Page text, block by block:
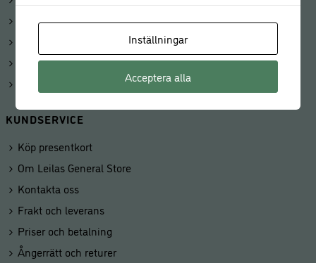
Mitt konto
Kunduppgifter
KUNDSERVICE
Köp presentkort
Om Leilas General Store
Kontakta oss
Frakt och leverans
Priser och betalning
Ångerrätt och returer
Inställningar
Acceptera alla